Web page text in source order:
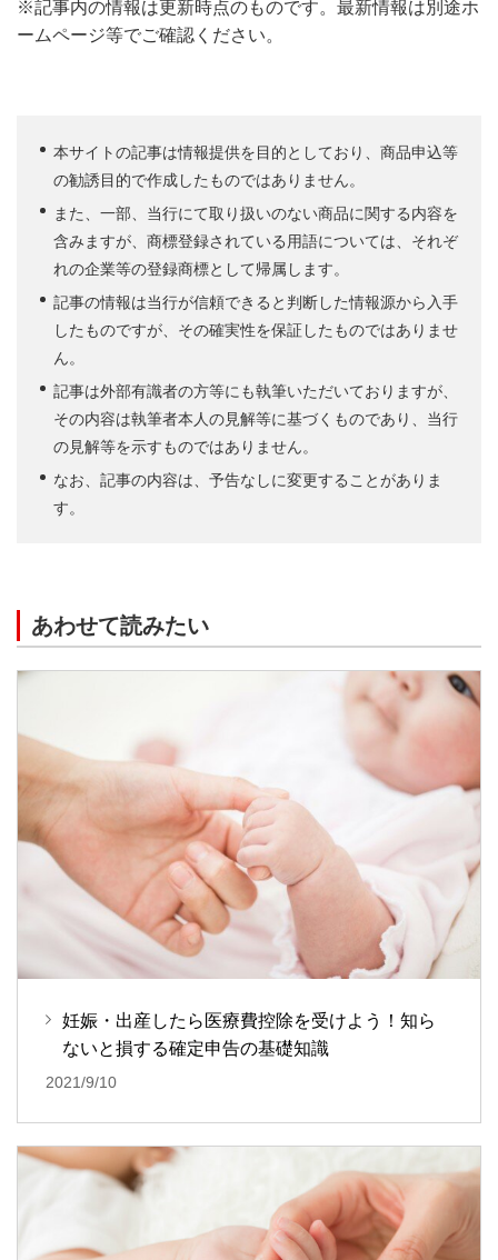
※記事内の情報は更新時点のものです。最新情報は別途ホ
ームページ等でご確認ください。
本サイトの記事は情報提供を目的としており、商品申込等
の勧誘目的で作成したものではありません。
また、一部、当行にて取り扱いのない商品に関する内容を
含みますが、商標登録されている用語については、それぞ
れの企業等の登録商標として帰属します。
記事の情報は当行が信頼できると判断した情報源から入手
したものですが、その確実性を保証したものではありませ
ん。
記事は外部有識者の方等にも執筆いただいておりますが、
その内容は執筆者本人の見解等に基づくものであり、当行
の見解等を示すものではありません。
なお、記事の内容は、予告なしに変更することがありま
す。
あわせて読みたい
妊娠・出産したら医療費控除を受けよう！知ら
ないと損する確定申告の基礎知識
2021/9/10